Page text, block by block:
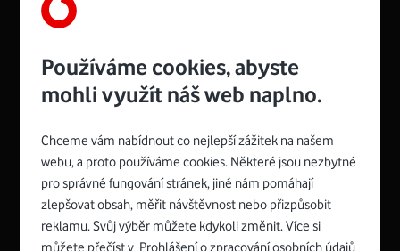
Zyxel VMG8623-T50B:
Rozměry modemu jsou 16 x 22 x 7,5 cm (včetně stojánku)
a nabízí 4 gigabitové LAN porty a bezdrátové připojení Wi-
Spojte se s Vodafonem
Používáme cookies, abyste
mohli využít náš web naplno.
Chceme vám nabídnout co nejlepší zážitek na našem
webu, a proto používáme cookies. Některé jsou nezbytné
pro správné fungování stránek, jiné nám pomáhají
zlepšovat obsah, měřit návštěvnost nebo přizpůsobit
reklamu. Svůj výběr můžete kdykoli změnit. Více si
můžete přečíst v Prohlášení o zpracování osobních údajů